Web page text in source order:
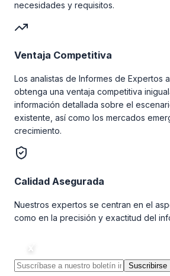
necesidades y requisitos.
Ventaja Competitiva
Los analistas de Informes de Expertos
obtenga una ventaja competitiva
información detallada sobre el
existente, así como los mercados
crecimiento.
Calidad Asegurada
Nuestros expertos se centran en el
como en la precisión y exactitud del
Suscribirse